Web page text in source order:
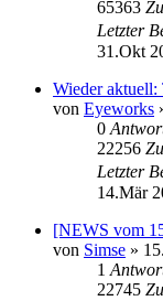
65363
Letzter
31.Okt
Wieder
von Eyeworks
0
22256
Letzter
14.Mär
[NEWS vom
von Simse »
1
22745